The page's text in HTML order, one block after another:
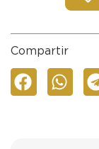
Compartir